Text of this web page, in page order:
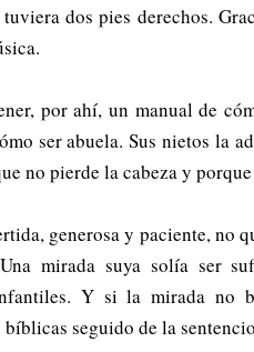
dos pies derechos.
por ahí, un manual de
ser abuela. Sus nietos la
no pierde la cabeza y
generosa y paciente, no
mirada suya solía ser
Y si la mirada no
seguido de la